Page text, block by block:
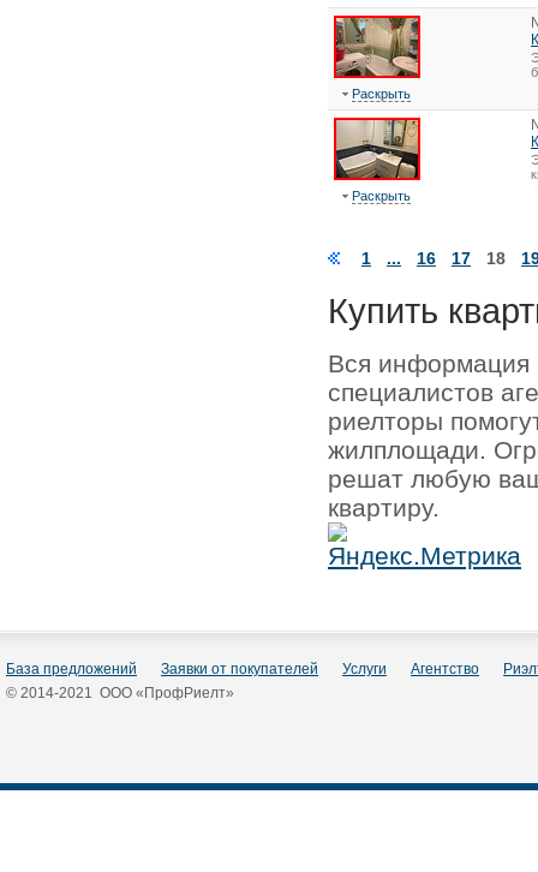
Раскрыть
Раскрыть
1 ... 16 17 18
Купить
Вся информация
специалистов
риелторы
жилплощади.
решат любую
квартиру.
База предложений Заявки от покупателей Услуги Агентство
© 2014-2021 ООО «ПрофРиелт»